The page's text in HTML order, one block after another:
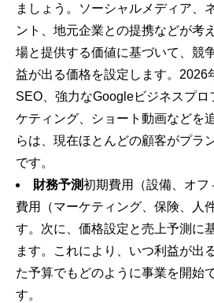
ましょう。ソーシャルメディア、
ント、地元企業との提携などが考
場と提供する価値に基づいて、競
益が出る価格を設定します。2026
SEO、強力なGoogleビジネスプロ
ケティング、ショート動画などを
らは、現在ほとんどの顧客がプラ
です。
財務予測初期費用（設備、オ
費用（マーケティング、保険、人
す。次に、価格設定と売上予測に
ます。これにより、いつ利益が出
た予算でもどのように事業を開始
す。